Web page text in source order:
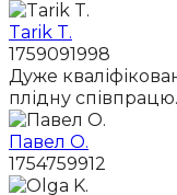
Tarik T.
1759091998
Дуже
плідну
Павел О.
1754759912